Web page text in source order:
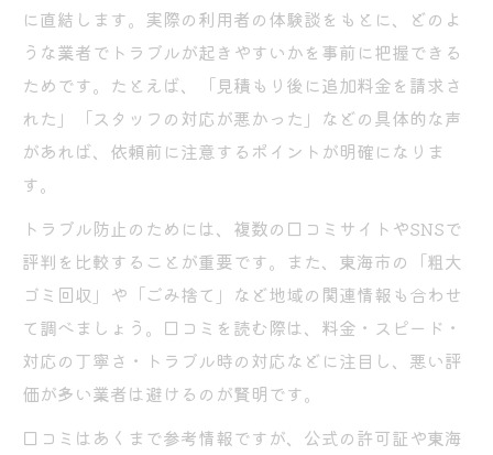
に直結します。実際の利用者の体験談をもとに、どのよ
うな業者でトラブルが起きやすいかを事前に把握できる
ためです。たとえば、「見積もり後に追加料金を請求さ
れた」「スタッフの対応が悪かった」などの具体的な声
があれば、依頼前に注意するポイントが明確になりま
す。
トラブル防止のためには、複数の口コミサイトやSNSで
評判を比較することが重要です。また、東海市の「粗大
ゴミ回収」や「ごみ捨て」など地域の関連情報も合わせ
て調べましょう。口コミを読む際は、料金・スピード・
対応の丁寧さ・トラブル時の対応などに注目し、悪い評
価が多い業者は避けるのが賢明です。
口コミはあくまで参考情報ですが、公式の許可証や東海